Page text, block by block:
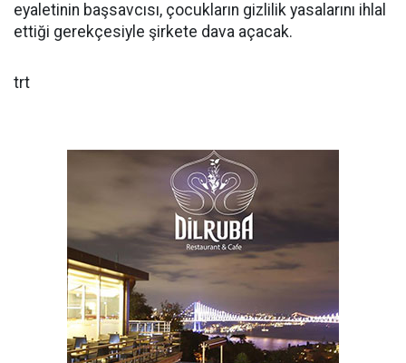
eyaletinin başsavcısı, çocukların gizlilik yasalarını ihlal
ettiği gerekçesiyle şirkete dava açacak.
trt